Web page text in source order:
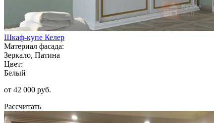
Шкаф-купе Келер
Материал фасада:
Зеркало, Патина
Цвет:
Белый
от 42 000 руб.
Рассчитать